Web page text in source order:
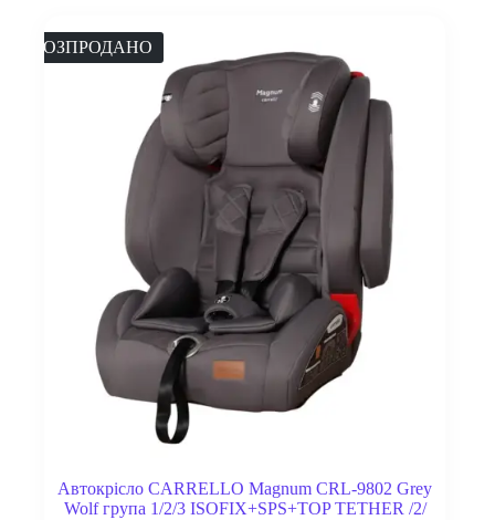
РОЗПРОДАНО
Автокрісло CARRELLO Magnum CRL-9802 Grey
Wolf група 1/2/3 ISOFIX+SPS+TOP TETHER /2/